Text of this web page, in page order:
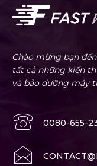
Chào mừng bạn
tất cả những kiến
và bảo dưỡng máy
0080-655-